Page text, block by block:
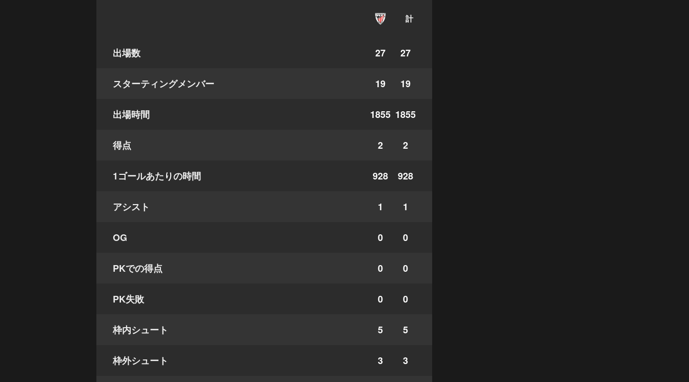
計
出場数 27 27
スターティングメンバー 19 19
出場時間 1855 1855
得点 2 2
1ゴールあたりの時間 928 928
アシスト 1 1
OG 0 0
PKでの得点 0 0
PK失敗 0 0
枠内シュート 5 5
枠外シュート 3 3